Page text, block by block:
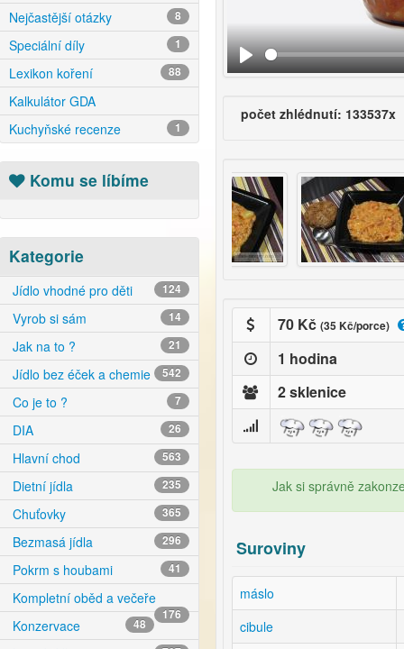
Nejčastější otázky 8
Speciální díly 1
Lexikon koření 88
Kalkulátor GDA
Kuchyňské recenze
1
Komu se líbíme
Kategorie
Jídlo vhodné pro děti 124
Vyrob si sám 14
Jak na to ? 21
Jídlo bez éček a chemie 542
Co je to ? 7
DIA 26
Hlavní chod 563
Dietní jídla 235
Chuťovky 365
Bezmasá jídla 296
Pokrm s houbami 41
Kompletní oběd a večeře
176
Konzervace 48
počet zhlédnutí: 133537x
70 Kč (35 Kč/porce)
1 hodina
2 sklenice
Jak si správně
Suroviny
máslo
cibule